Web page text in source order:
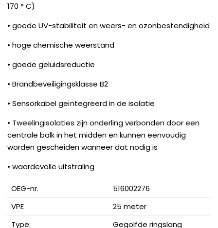
170 ° C)
• goede UV-stabiliteit en weers- en ozonbestendigheid
• hoge chemische weerstand
• goede geluidsreductie
• Brandbeveiligingsklasse B2
• Sensorkabel geïntegreerd in de isolatie
• Tweelingisolaties zijn onderling verbonden door een
centrale balk in het midden en kunnen eenvoudig
worden gescheiden wanneer dat nodig is
• waardevolle uitstraling
OEG-nr.
516002276
VPE
25 meter
Type:
Gegolfde ringslang